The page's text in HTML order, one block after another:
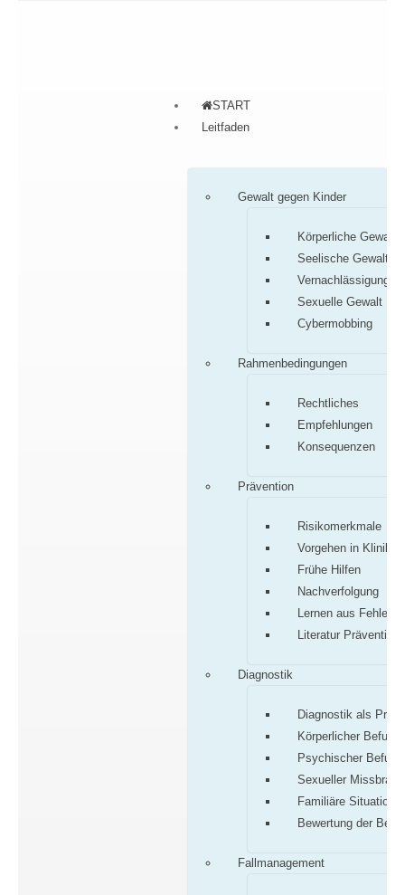
START
Leitfaden
Gewalt gegen Kinder
Körperliche Gewalt
Seelische Gewalt
Vernachlässigung
Sexuelle Gewalt
Cybermobbing
Rahmenbedingungen
Rechtliches
Empfehlungen
Konsequenzen
Prävention
Risikomerkmale
Vorgehen in Klinik/
Frühe Hilfen
Nachverfolgung
Lernen aus Fehlern
Literatur Prävention
Diagnostik
Diagnostik als
Körperlicher Befund
Psychischer Befund
Sexueller
Familiäre Situation
Bewertung der
Fallmanagement